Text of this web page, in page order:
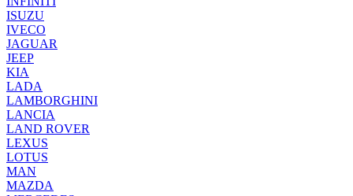
ISUZU
IVECO
JAGUAR
JEEP
KIA
LADA
LAMBORGHINI
LANCIA
LAND ROVER
LEXUS
LOTUS
MAN
MAZDA